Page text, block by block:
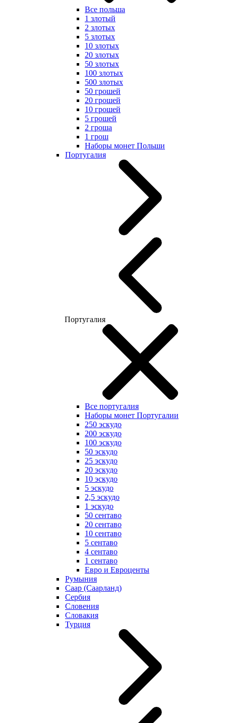
Все польша
1 злотый
2 злотых
5 злотых
10 злотых
20 злотых
50 злотых
100 злотых
500 злотых
50 грошей
20 грошей
10 грошей
5 грошей
2 гроша
1 грош
Наборы монет Польши
Португалия
Португалия
Все португалия
Наборы монет Португалии
250 эскудо
200 эскудо
100 эскудо
50 эскудо
25 эскудо
20 эскудо
10 эскудо
5 эскудо
2,5 эскудо
1 эскудо
50 сентаво
20 сентаво
10 сентаво
5 сентаво
4 сентаво
1 сентаво
Евро и Евроценты
Румыния
Саар (Саарланд)
Сербия
Словения
Словакия
Турция